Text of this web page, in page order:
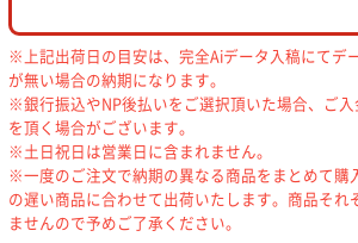
※上記出荷日の目安は、完全Aiデータ入稿にてデ
が無い場合の納期になります。
※銀行振込やNP後払いをご選択頂いた場合、ご
を頂く場合がございます。
※土日祝日は営業日に含まれません。
※一度のご注文で納期の異なる商品をまとめて購
の遅い商品に合わせて出荷いたします。商品それ
ませんので予めご了承ください。